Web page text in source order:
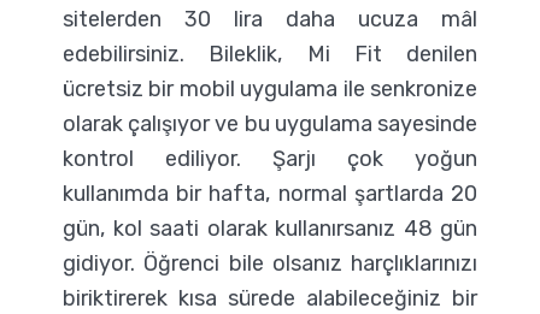
sitelerden 30 lira daha ucuza mâl
edebilirsiniz. Bileklik, Mi Fit denilen
ücretsiz bir mobil uygulama ile senkronize
olarak çalışıyor ve bu uygulama sayesinde
kontrol ediliyor. Şarjı çok yoğun
kullanımda bir hafta, normal şartlarda 20
gün, kol saati olarak kullanırsanız 48 gün
gidiyor. Öğrenci bile olsanız harçlıklarınızı
biriktirerek kısa sürede alabileceğiniz bir